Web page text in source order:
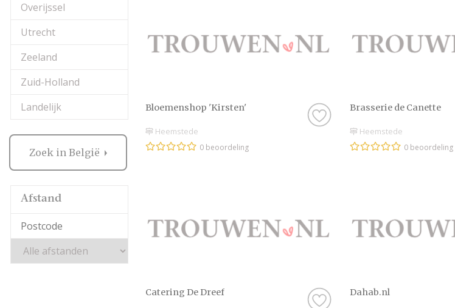
Overijssel
Utrecht
Zeeland
Zuid-Holland
Landelijk
Zoek in België
Afstand
Bloemenshop 'Kirsten'
Heemstede
0 beoordeling
Brasserie de Canette
Heemstede
0 beoordeling
Catering De Dreef Dahab.nl